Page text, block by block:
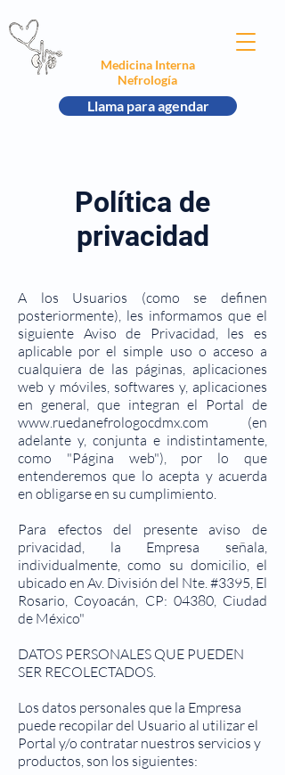
Medicina Interna
Nefrología
Llama para agendar
Política de
privacidad
A los Usuarios (como se definen
posteriormente), les informamos que el
siguiente Aviso de Privacidad, les es
aplicable por el simple uso o acceso a
cualquiera de las páginas, aplicaciones
web y móviles, softwares y, aplicaciones
en general, que integran el Portal de
www.ruedanefrologocdmx.com (en
adelante y, conjunta e indistintamente,
como "Página web"), por lo que
entenderemos que lo acepta y acuerda
en obligarse en su cumplimiento.
Para efectos del presente aviso de
privacidad, la Empresa señala,
individualmente, como su domicilio, el
ubicado en Av. División del Nte. #3395, El
Rosario, Coyoacán, CP: 04380, Ciudad
de México"
DATOS PERSONALES QUE PUEDEN
SER RECOLECTADOS.
Los datos personales que la Empresa
puede recopilar del Usuario al utilizar el
Portal y/o contratar nuestros servicios y
productos, son los siguientes: